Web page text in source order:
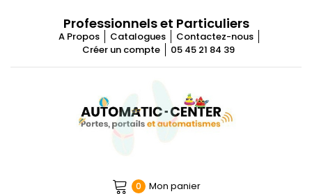
Professionnels et Particuliers
A Propos Catalogues
Contactez-nous
Créer un compte
05 45 21 84 39
0 Mon panier